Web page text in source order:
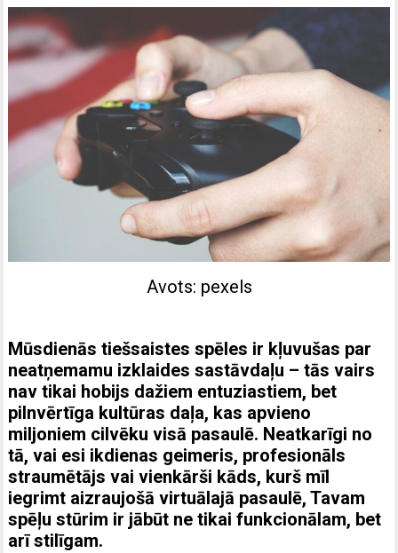
Avots: pexels
Mūsdienās tiešsaistes spēles ir kļuvušas par
neatņemamu izklaides sastāvdaļu – tās vairs
nav tikai hobijs dažiem entuziastiem, bet
pilnvērtīga kultūras daļa, kas apvieno
miljoniem cilvēku visā pasaulē. Neatkarīgi no
tā, vai esi ikdienas geimeris, profesionāls
straumētājs vai vienkārši kāds, kurš mīl
iegrimt aizraujošā virtuālajā pasaulē, Tavam
spēļu stūrim ir jābūt ne tikai funkcionālam, bet
arī stilīgam.